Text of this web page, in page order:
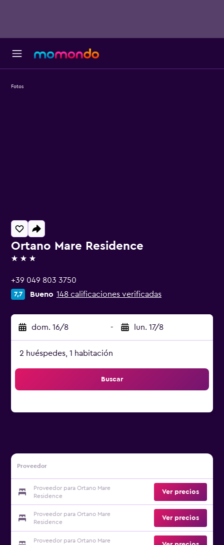
Ortano Mare Residence
3 estrellas
+39 049 803 3750
7,7 Bueno 148 calificaciones verificadas
dom. 16/8 - lun. 17/8
2 huéspedes, 1 habitación
Buscar
Proveedor
Proveedor para Ortano Mare
Residence
Ver precios
Proveedor para Ortano Mare
Residence
Ver precios
Proveedor para Ortano Mare
Fotos